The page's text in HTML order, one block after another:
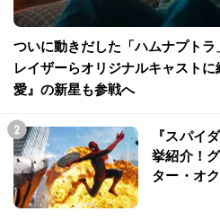
ついに動きだした「ハムナプト
レイザーらオリジナルキャスト
愛』の新星も参戦へ
『スパイ
挙紹介！
ター・オ